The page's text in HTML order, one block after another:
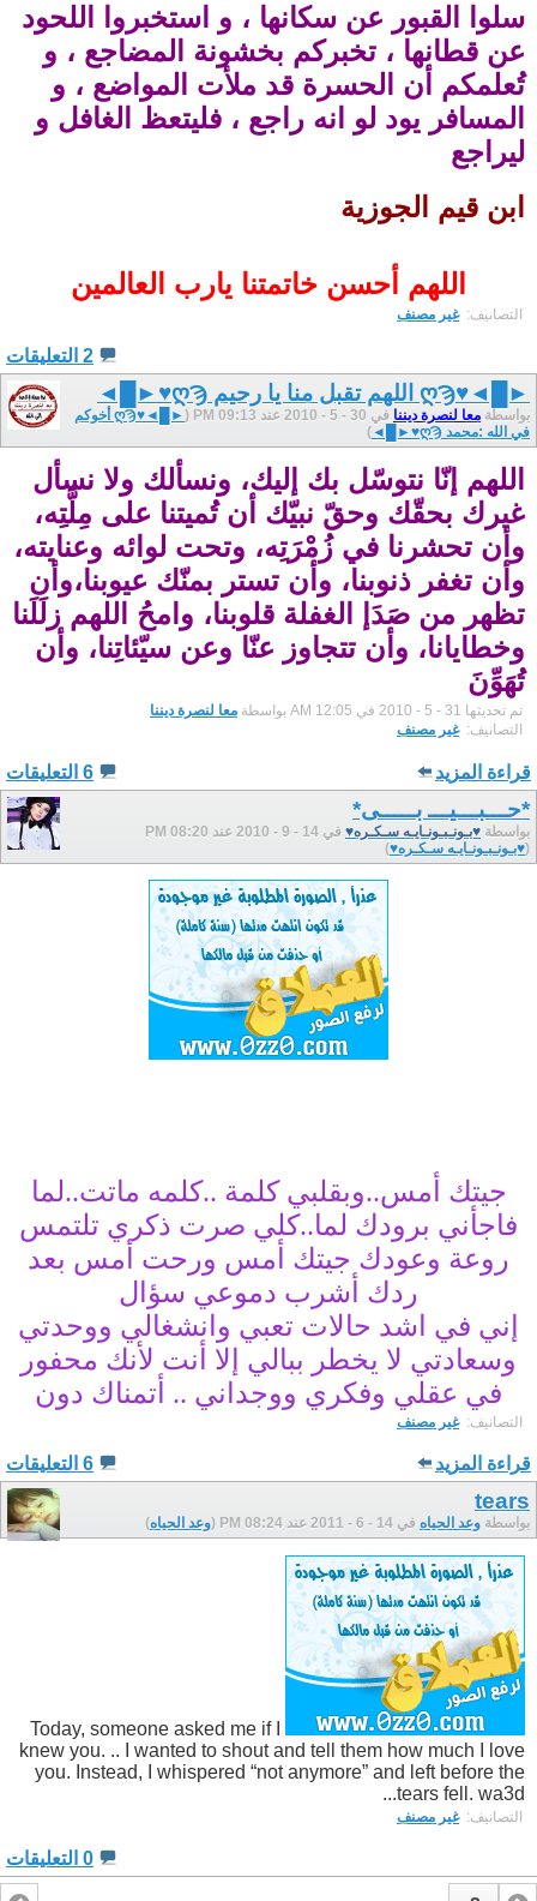
سلوا القبور عن سكانها ، و استخبروا اللحود
عن قطانها ، تخبركم بخشونة المضاجع ، و
تُعلمكم أن الحسرة قد ملأت المواضع ، و
المسافر يود لو انه راجع ، فليتعظ الغافل و
ليراجع
ابن قيم الجوزية
اللهم أحسن خاتمتنا يارب العالمين
التصانيف: ‏غير مصنف
2 التعليقات
►█◄♥ღϠ اللهم تقبل منا يا رحيم ღϠ♥►█◄
بواسطة معا لنصرة ديننا في 30 - 5 - 2010 عند 09:13 PM (
►█◄♥ღϠ أخوكم
في الله :محمد ღϠ♥►█◄
)
اللهم إنّا نتوسّل بك إليك، ونسألك ولا نسأل
غيرك بحقّك وحقّ نبيّك أن تُميتنا على مِلَّتِه،
وأن تحشرنا في زُمْرَتِه، وتحت لوائه وعنايته،
وأن تغفر ذنوبنا، وأن تستر بمنّك عيوبنا،وأن
تظهر من صَدَإ الغفلة قلوبنا، وامحُ اللهم زلَلَنا
وخطايانا، وأن تتجاوز عنّا وعن سيّئاتِنا، وأن
تُهَوِّنَ
تم تحديثها 31 - 5 - 2010 في 12:05 AM بواسطة
معا لنصرة ديننا
التصانيف: ‏غير مصنف
6 التعليقات قراءة المزيد
*حـــبـــيـــ بـــــى*
بواسطة ♥بـونـبـونـايـه سـكـره♥
في 14 - 9 - 2010 عند 08:20 PM
(♥بـونـبـونـايـه سـكـره♥)
جيتك أمس..وبقلبي كلمة ..كلمه ماتت..لما
فاجأني برودك لما..كلي صرت ذكري تلتمس
روعة وعودك جيتك أمس ورحت أمس بعد
ردك أشرب دموعي سؤال
إني في اشد حالات تعبي وانشغالي ووحدتي
وسعادتي لا يخطر ببالي إلا أنت لأنك محفور
في عقلي وفكري ووجداني .. أتمناك دون
التصانيف: ‏غير مصنف
6 التعليقات قراءة المزيد
tears
بواسطة وعد الحياه في 14 - 6 - 2011 عند 08:24 PM ( وعد الحياه)
Today, someone asked me if I
knew you. .. I wanted to shout and tell them how much I love
you. Instead, I whispered “not anymore” and left before the
tears fell. wa3d...
التصانيف: ‏غير مصنف
0 التعليقات